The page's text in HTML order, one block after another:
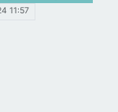
11:57